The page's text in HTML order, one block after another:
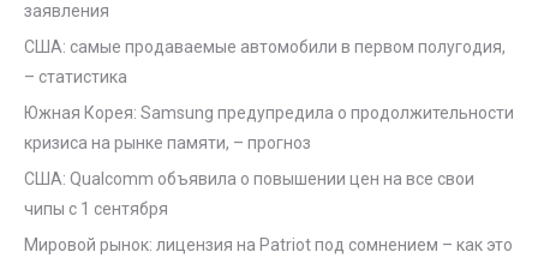
заявления
США: самые продаваемые автомобили в первом полугодия,
– статистика
Южная Корея: Samsung предупредила о продолжительности
кризиса на рынке памяти, – прогноз
США: Qualcomm объявила о повышении цен на все свои
чипы с 1 сентября
Мировой рынок: лицензия на Patriot под сомнением – как это